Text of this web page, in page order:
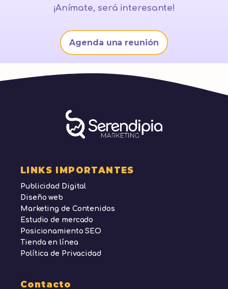
¡Anímate, será interesante!
Agenda una reunión
LINKS IMPORTANTES
Publicidad Digital
Diseño web
Marketing de Contenidos
Estudio de mercado
Posicionamiento SEO
Tienda en línea
Política de Privacidad
Contacto